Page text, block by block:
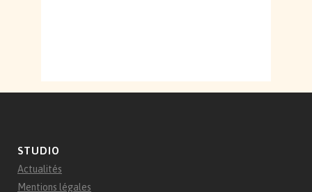
STUDIO
Actualités
Mentions légales